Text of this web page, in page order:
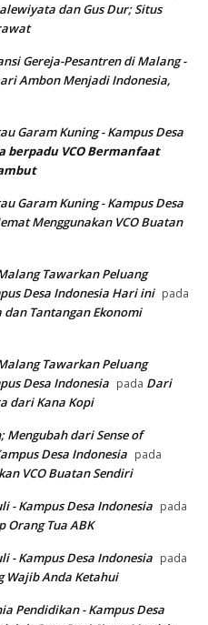
dan Gus Dur; Situs
Gereja-Pesantren di Malang -
Ambon Menjadi Indonesia,
Garam Kuning - Kampus Desa
berpadu VCOBermanfaat
Garam Kuning - Kampus Desa
Menggunakan VCO Buatan
Tawarkan Peluang
Desa Indonesia Hari ini pada
Tantangan Ekonomi
Tawarkan Peluang
Desa Indonesia pada Dari
dari Kana Kopi
Mengubah dari Sense of
Desa Indonesia pada
VCO Buatan Sendiri
- Kampus Desa Indonesia pada
Orang Tua ABK
- Kampus Desa Indonesia pada
Wajib Anda Ketahui
Pendidikan - Kampus Desa